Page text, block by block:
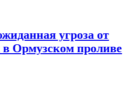
угроза от
Ормузском проливе